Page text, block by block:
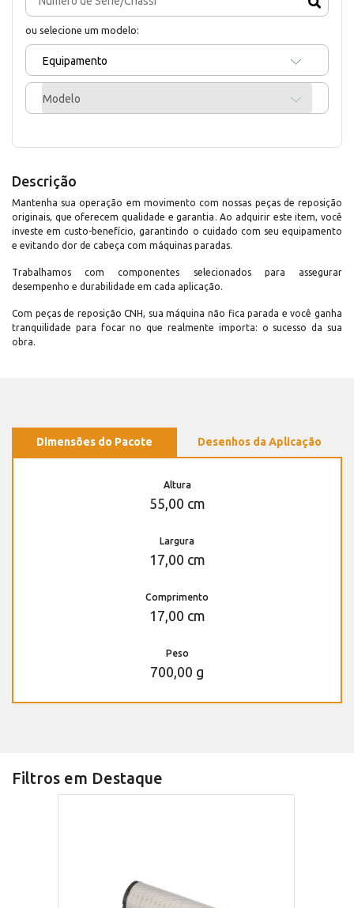
ou selecione um modelo:
Equipamento
Modelo
Descrição
Mantenha sua operação em movimento com nossas peças de reposição
originais, que oferecem qualidade e garantia. Ao adquirir este item, você
investe em custo-benefício, garantindo o cuidado com seu equipamento
e evitando dor de cabeça com máquinas paradas.
Trabalhamos com componentes selecionados para assegurar
desempenho e durabilidade em cada aplicação.
Com peças de reposição CNH, sua máquina não fica parada e você ganha
tranquilidade para focar no que realmente importa: o sucesso da sua
obra.
Dimensões do Pacote Desenhos da Aplicação
Altura
55,00 cm
Largura
17,00 cm
Comprimento
17,00 cm
Peso
700,00 g
Filtros em Destaque